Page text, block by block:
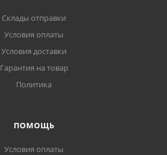
Склады отправки
Условия оплаты
Условия доставки
Гарантия на товар
Политика
ПОМОЩЬ
Условия оплаты